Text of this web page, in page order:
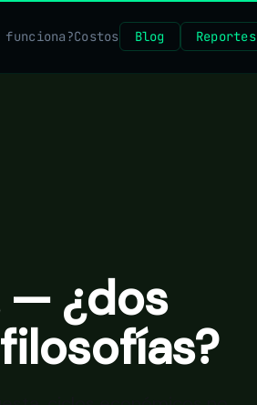
funciona?Costos Blog Reportes
— ¿dos